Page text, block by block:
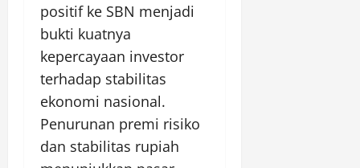
positif ke SBN menjadi
bukti kuatnya
kepercayaan investor
terhadap stabilitas
ekonomi nasional.
Penurunan premi risiko
dan stabilitas rupiah